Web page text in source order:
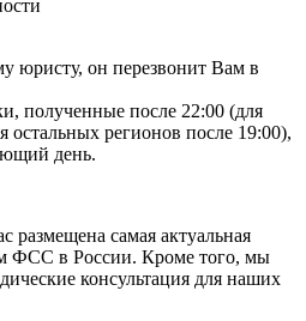
юристу, он перезвонит Вам в
полученные после 22:00 (для
регионов после 19:00),
день.
самая актуальная
ФСС в России. Кроме того, мы
консультация для наших